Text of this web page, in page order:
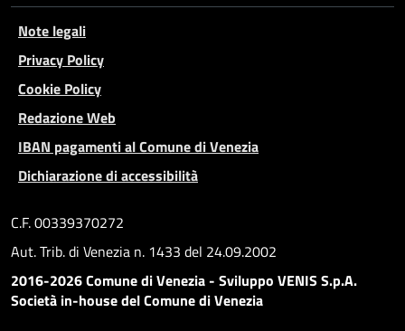
Note legali
Privacy Policy
Cookie Policy
Redazione Web
IBAN pagamenti al Comune di Venezia
Dichiarazione di accessibilità
C.F. 00339370272
Aut. Trib. di Venezia n. 1433 del 24.09.2002
2016-2026 Comune di Venezia - Sviluppo VENIS S.p.A.
Società in-house del Comune di Venezia